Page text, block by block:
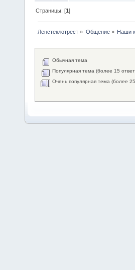
Страницы: [1]
Ленстеклотрест » Общение» Наши
Обычная тема
Популярная тема (более 15
Очень популярная тема (более